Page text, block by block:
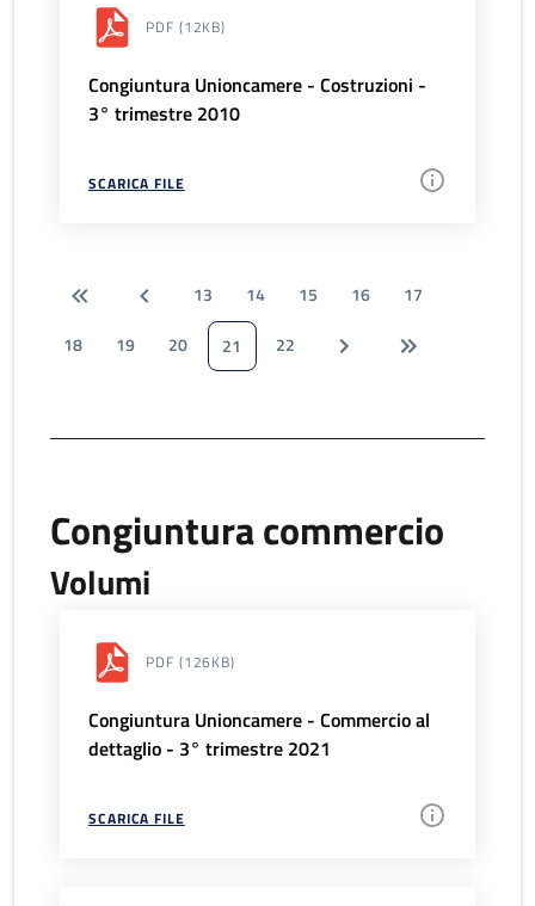
PDF (12KB)
Congiuntura Unioncamere - Costruzioni -
3° trimestre 2010
SCARICA FILE
13 14 15 16
17
18
19 20 21 22
Congiuntura commercio
Volumi
PDF (126KB)
Congiuntura Unioncamere - Commercio al
dettaglio - 3° trimestre 2021
SCARICA FILE